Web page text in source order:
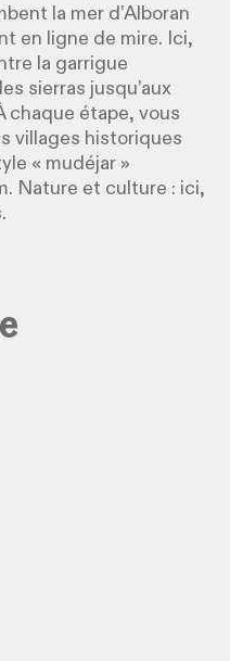
la mer d’Alboran
en ligne de mire. Ici,
la garrigue
sierras jusqu’aux
chaque étape, vous
villages historiques
« mudéjar »
Nature et culture : ici,